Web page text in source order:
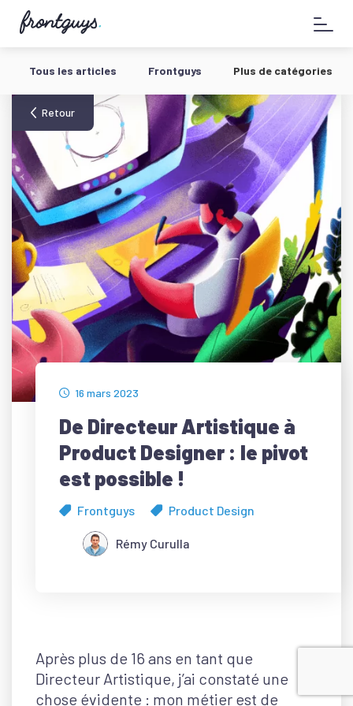
contenu
58
bis
de
Chausée
d'Antin
Tous les articles Frontguys Plus de catégories
Retour
16 mars 2023
De Directeur Artistique à
Product Designer : le pivot
est possible !
Frontguys Product Design
Rémy Curulla
Après plus de 16 ans en tant que
Directeur Artistique, j’ai constaté une
chose évidente : mon métier est de